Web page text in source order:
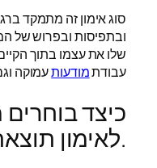
סוג אימון זה מתמקד
ובתפיסות ובפרוש של
שלו את עצמו בתוך
עבודתמודעותעמוקה
כיצד
.לאימון